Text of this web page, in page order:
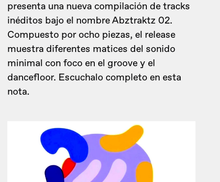
presenta una nueva compilación de tracks
inéditos bajo el nombre Abztraktz 02.
Compuesto por ocho piezas, el release
muestra diferentes matices del sonido
minimal con foco en el groove y el
dancefloor. Escuchalo completo en esta
nota.